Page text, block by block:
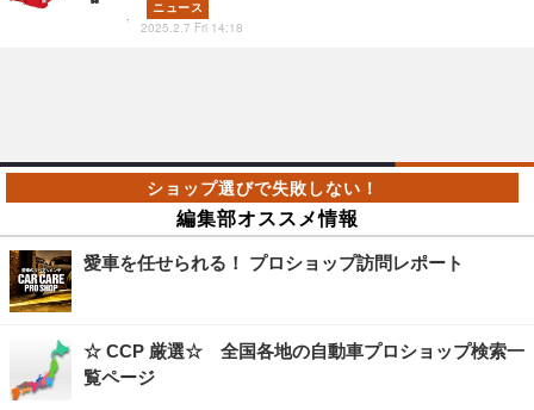
ニュース
2025.2.7 Fri 14:18
編集部オススメ情報
愛車を任せられる！ プロショップ訪問レポート
☆ CCP 厳選☆ 全国各地の自動車プロショップ検索一
覧ページ